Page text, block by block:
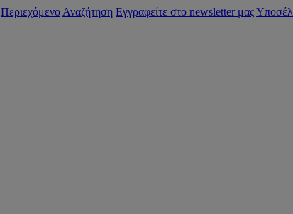
Περιεχόμενο Αναζήτηση Εγγραφείτε στο newsletter μας